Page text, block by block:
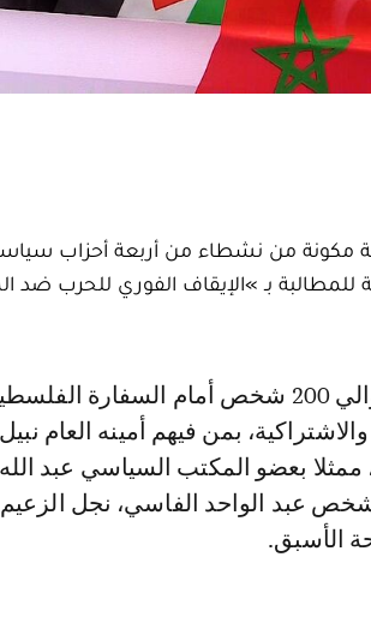
مكونة من نشطاء من أربعة أحزاب
وقفة احتجاجية للمطالبة بـ »الإيقاف الفوري للحرب
بمن فيهم أمينه العام
ممثلا بعضو المكتب السياسي عبد الله
عبد الواحد الفاسي، نجل الزعيم
الأسبق.